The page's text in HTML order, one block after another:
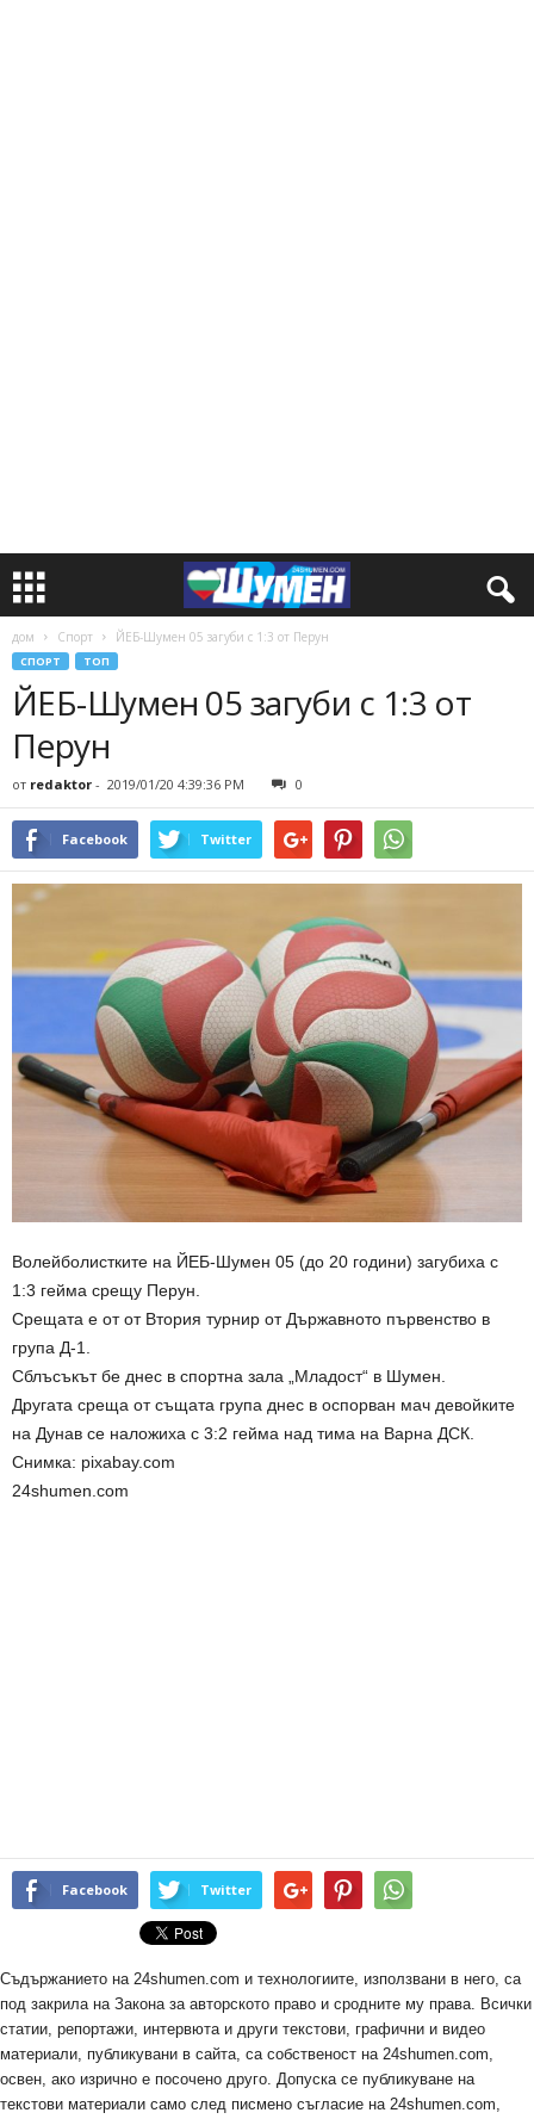
дом Спорт ЙЕБ-Шумен 05 загуби с 1:3 от Перун
СПОРТ ТОП
ЙЕБ-Шумен 05 загуби с 1:3 от
Перун
от redaktor - 2019/01/20 4:39:36 PM 0
Facebook Twitter
Волейболистките на ЙЕБ-Шумен 05 (до 20 години) загубиха с
1:3 гейма срещу Перун.
Срещата е от от Втория турнир от Държавното първенство в
група Д-1.
Сблъсъкът бе днес в спортна зала „Младост“ в Шумен.
Другата среща от същата група днес в оспорван мач девойките
на Дунав се наложиха с 3:2 гейма над тима на Варна ДСК.
Снимка: pixabay.com
24shumen.com
Facebook Twitter
Съдържанието на 24shumen.com и технологиите, използвани в него, са
под закрила на Закона за авторското право и сродните му права. Всички
статии, репортажи, интервюта и други текстови, графични и видео
материали, публикувани в сайта, са собственост на 24shumen.com,
освен, ако изрично е посочено друго. Допуска се публикуване на
текстови материали само след писмено съгласие на 24shumen.com,